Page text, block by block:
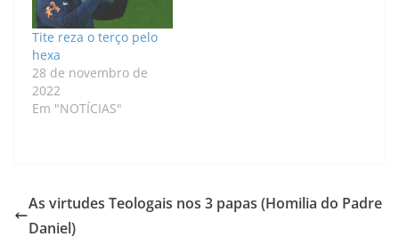
Tite reza o terço pelo
hexa
28 de novembro de
2022
Em "NOTÍCIAS"
As virtudes Teologais nos 3 papas (Homilia do Padre
Daniel)